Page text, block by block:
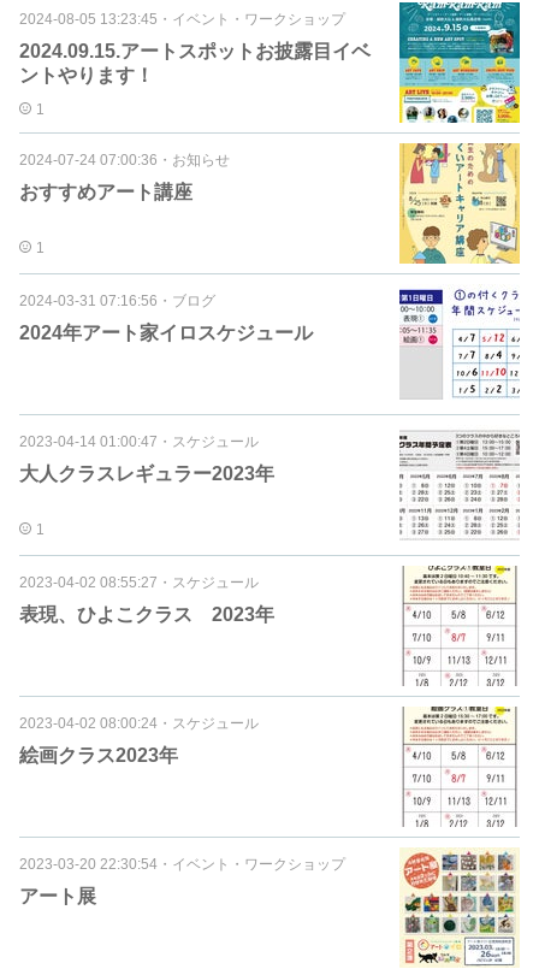
2024-08-05 13:23:45 ・ イベント・ワークショップ
2024.09.15.アートスポットお披露目イベ
ントやります！
1
2024-07-24 07:00:36 ・ お知らせ
おすすめアート講座
1
2024-03-31 07:16:56 ・ ブログ
2024年アート家イロスケジュール
2023-04-14 01:00:47 ・ スケジュール
大人クラスレギュラー2023年
1
2023-04-02 08:55:27 ・ スケジュール
表現、ひよこクラス 2023年
2023-04-02 08:00:24 ・ スケジュール
絵画クラス2023年
2023-03-20 22:30:54 ・ イベント・ワークショップ
アート展